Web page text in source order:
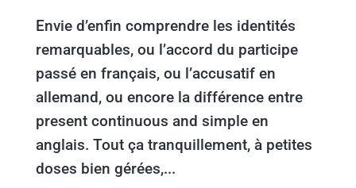
Envie d’enfin comprendre les identités
remarquables, ou l’accord du participe
passé en français, ou l’accusatif en
allemand, ou encore la différence entre
present continuous and simple en
anglais. Tout ça tranquillement, à petites
doses bien gérées,...